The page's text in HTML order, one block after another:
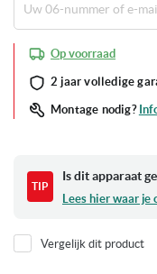
Op voorraad
2 jaar volledige
Montage nodig?
Is dit apparaat
Lees hier waar je
Vergelijk dit product